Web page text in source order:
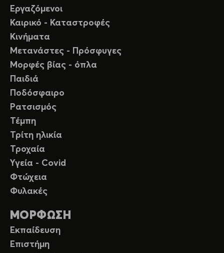
Εργαζόμενοι
Καιρικό - Καταστροφές
Κινήματα
Μετανάστες - Πρόσφυγες
Μορφές βίας - όπλα
Παιδιά
Ποδόσφαιρο
Ρατσισμός
Τέμπη
Τρίτη ηλικία
Τροχαία
Υγεία - Covid
Φτώχεια
Φυλακές
ΜΟΡΦΩΣΗ
Εκπαίδευση
Επιστήμη